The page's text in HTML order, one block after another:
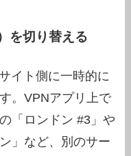
を切り替える
イト側に一時的に
。VPNアプリ上で
「ロンドン #3」や
」など、別のサー